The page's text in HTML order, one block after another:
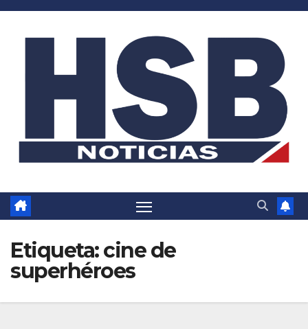
Saltar
Etiqueta:cine de
superhéroes